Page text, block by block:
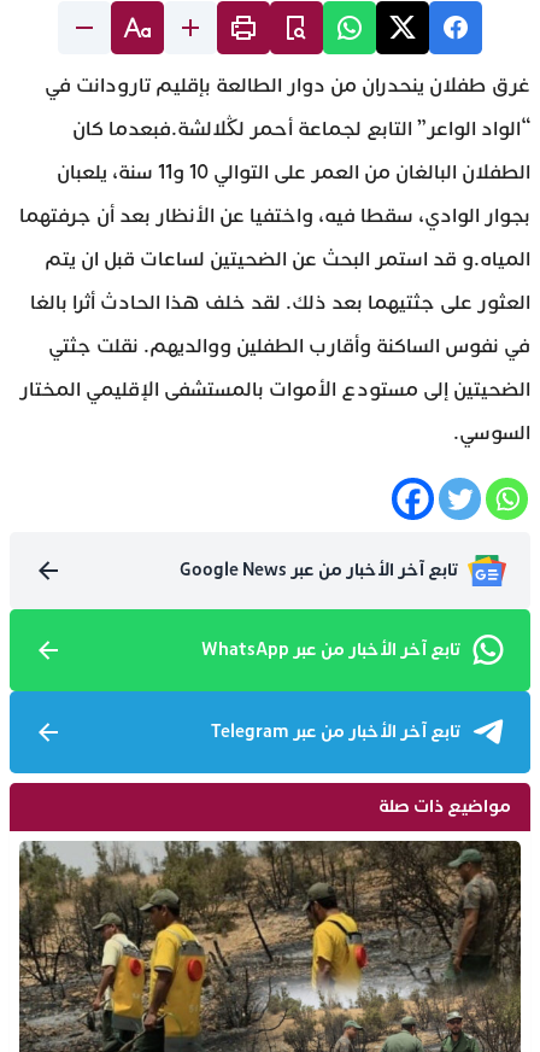
غرق طفلان ينحدران من دوار الطالعة بإقليم تارودانت في
“الواد الواعر” التابع لجماعة أحمر لڭلالشة.فبعدما كان
الطفلان البالغان من العمر على التوالي 10 و11 سنة، يلعبان
بجوار الوادي، سقطا فيه، واختفيا عن الأنظار بعد أن جرفتهما
المياه.و قد استمر البحث عن الضحيتين لساعات قبل ان يتم
العثور على جثتيهما بعد ذلك. لقد خلف هذا الحادث أثرا بالغا
في نفوس الساكنة وأقارب الطفلين ووالديهم. نقلت جثتي
الضحيتين إلى مستودع الأموات بالمستشفى الإقليمي المختار
السوسي.
تابع آخر الأخبار من عبر Google News
تابع آخر الأخبار من عبر WhatsApp
تابع آخر الأخبار من عبر Telegram
مواضيع ذات صلة